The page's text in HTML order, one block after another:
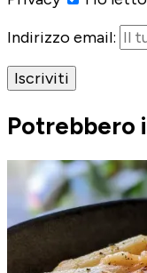
Indirizzo email:
Potrebbero